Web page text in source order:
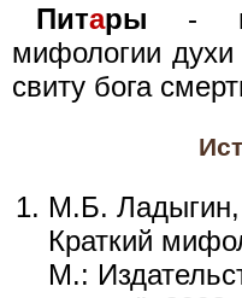
Питары - в
мифологии
свиту бога
М.Б.
Краткий
М.: